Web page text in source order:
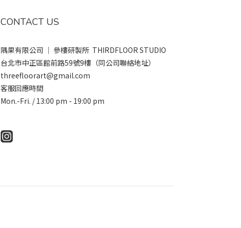
CONTACT US
隅果有限公司 ｜ 參樓研製所 THIRDFLOOR STUDIO
台北市中正區館前路59號9樓（同公司聯絡地址）
threefloorart@gmail.com
客服回應時間
Mon.-Fri. / 13:00 pm - 19:00 pm